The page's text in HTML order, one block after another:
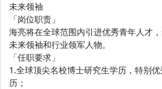
未来领袖
「岗位职责」
海亮将在全球范围内引进优秀青年人才，
未来领袖和行业领军人物。
「任职要求」
1.全球顶尖名校博士研究生学历，特别
历；